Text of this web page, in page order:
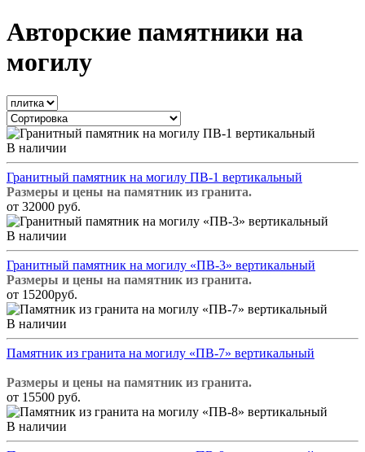
Авторские памятники на
могилу
В наличии
Гранитный памятник на могилу ПВ-1 вертикальный
Размеры и цены на памятник из гранита.
от 32000 руб.
В наличии
Гранитный памятник на могилу «ПВ-3» вертикальный
Размеры и цены на памятник из гранита.
от 15200руб.
В наличии
Памятник из гранита на могилу «ПВ-7» вертикальный
Размеры и цены на памятник из гранита.
от 15500 руб.
В наличии